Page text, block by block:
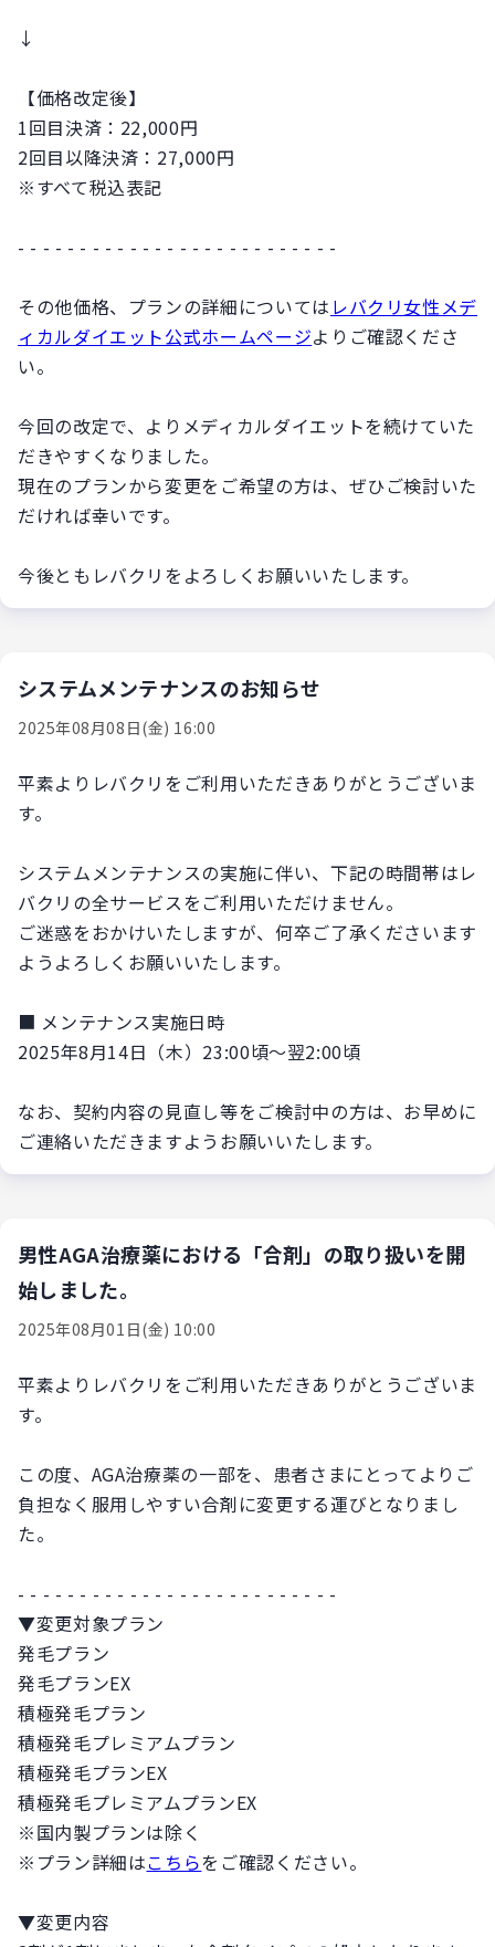
↓
【価格改定後】
1回目決済：22,000円
2回目以降決済：27,000円
※すべて税込表記
- - - - - - - - - - - - - - - - - - - - - - - - - -
その他価格、プランの詳細については レバクリ女性メデ
ィカルダイエット公式ホームページよりご確認くださ
い。
今回の改定で、よりメディカルダイエットを続けていた
だきやすくなりました。
現在のプランから変更をご希望の方は、ぜひご検討いた
だければ幸いです。
今後ともレバクリをよろしくお願いいたします。
システムメンテナンスのお知らせ
2025年08月08日(金) 16:00
平素よりレバクリをご利用いただきありがとうございま
す。
システムメンテナンスの実施に伴い、下記の時間帯はレ
バクリの全サービスをご利用いただけません。
ご迷惑をおかけいたしますが、何卒ご了承くださいます
ようよろしくお願いいたします。
■ メンテナンス実施日時
2025年8月14日（木）23:00頃～翌2:00頃
なお、契約内容の見直し等をご検討中の方は、お早めに
ご連絡いただきますようお願いいたします。
男性AGA治療薬における「合剤」の取り扱いを開
始しました。
2025年08月01日(金) 10:00
平素よりレバクリをご利用いただきありがとうございま
す。
この度、AGA治療薬の一部を、患者さまにとってよりご
負担なく服用しやすい合剤に変更する運びとなりまし
た。
- - - - - - - - - - - - - - - - - - - - - - - - - -
▼変更対象プラン
発毛プラン
発毛プランEX
積極発毛プラン
積極発毛プレミアムプラン
積極発毛プランEX
積極発毛プレミアムプランEX
※国内製プランは除く
※プラン詳細はこちらをご確認ください。
▼変更内容